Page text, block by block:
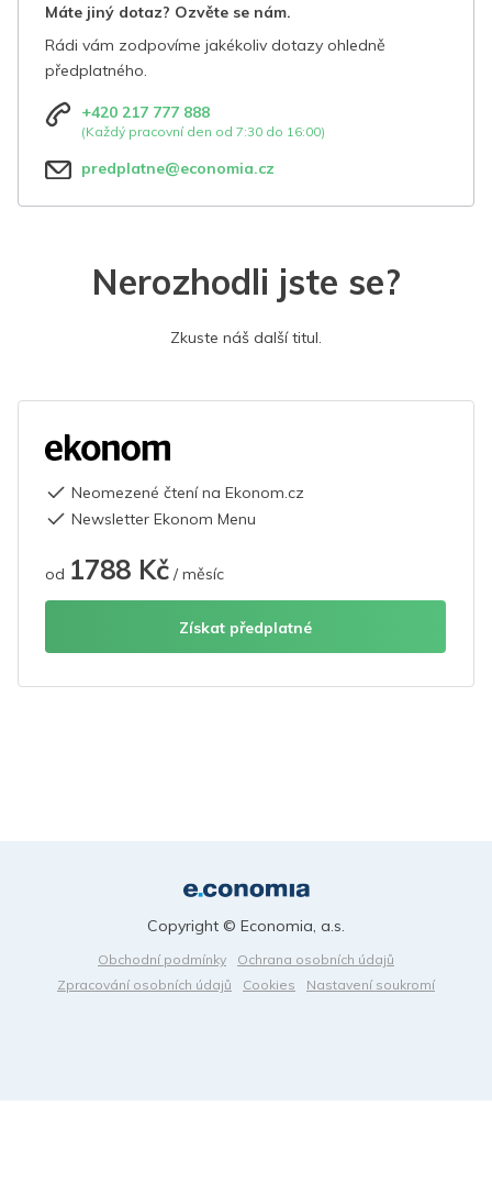
Máte jiný dotaz? Ozvěte se nám.
Rádi vám zodpovíme jakékoliv dotazy ohledně
předplatného.
+420 217 777 888
(Každý pracovní den od 7:30 do 16:00)
predplatne@economia.cz
Nerozhodli jste se?
Zkuste náš další titul.
Neomezené čtení na Ekonom.cz
Newsletter Ekonom Menu
od 1788 Kč / měsíc
Získat předplatné
Obchodní podmínky
Ochrana osobních údajů
Zpracování osobních údajů
Cookies Nastavení soukromí
Copyright © Economia, a.s.